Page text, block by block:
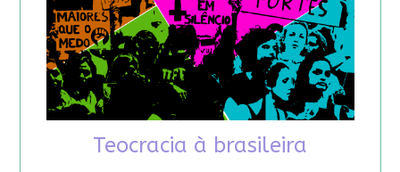
Teocracia à brasileira